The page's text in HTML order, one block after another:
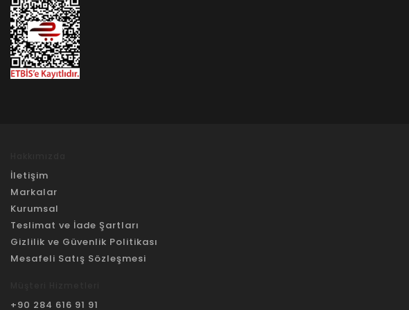
İletişim
Markalar
Kurumsal
Teslimat ve İade Şartları
Gizlilik ve Güvenlik Politikası
Mesafeli Satış Sözleşmesi
+90 284 616 91 91